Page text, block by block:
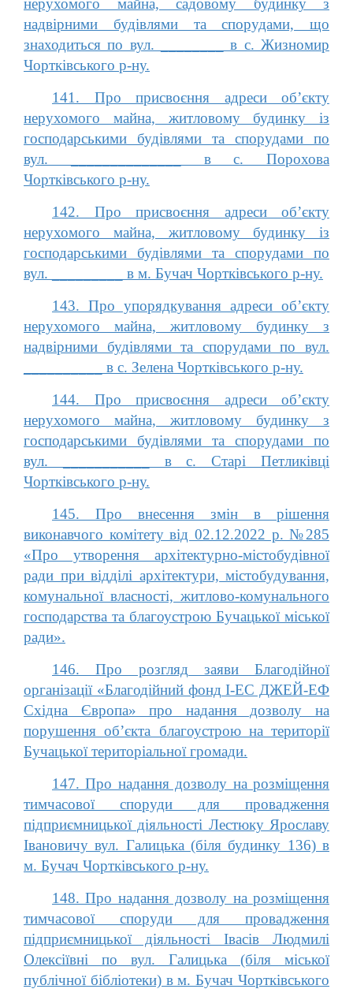
нерухомого майна, садовому будинку з
надвірними будівлями та спорудами, що
знаходиться по вул. ________ в с. Жизномир
Чортківського р-ну.
141. Про присвоєння адреси об’єкту
нерухомого майна, житловому будинку із
господарськими будівлями та спорудами по
вул. ______________ в с. Порохова
Чортківського р-ну.
142. Про присвоєння адреси об’єкту
нерухомого майна, житловому будинку із
господарськими будівлями та спорудами по
вул. _________ в м. Бучач Чортківського р-ну.
143. Про упорядкування адреси об’єкту
нерухомого майна, житловому будинку з
надвірними будівлями та спорудами по вул.
__________ в с. Зелена Чортківського р-ну.
144. Про присвоєння адреси об’єкту
нерухомого майна, житловому будинку з
господарськими будівлями та спорудами по
вул. ___________ в с. Старі Петликівці
Чортківського р-ну.
145. Про внесення змін в рішення
виконавчого комітету від 02.12.2022 р. №285
«Про утворення архітектурно-містобудівної
ради при відділі архітектури, містобудування,
комунальної власності, житлово-комунального
господарства та благоустрою Бучацької міської
ради».
146. Про розгляд заяви Благодійної
організації «Благодійний фонд І-ЕС ДЖЕЙ-ЕФ
Східна Європа» про надання дозволу на
порушення об’єкта благоустрою на території
Бучацької територіальної громади.
147. Про надання дозволу на розміщення
тимчасової споруди для провадження
підприємницької діяльності Лестюку Ярославу
Івановичу вул. Галицька (біля будинку 136) в
м. Бучач Чортківського р-ну.
148. Про надання дозволу на розміщення
тимчасової споруди для провадження
підприємницької діяльності Івасів Людмилі
Олексіївні по вул. Галицька (біля міської
публічної бібліотеки) в м. Бучач Чортківського